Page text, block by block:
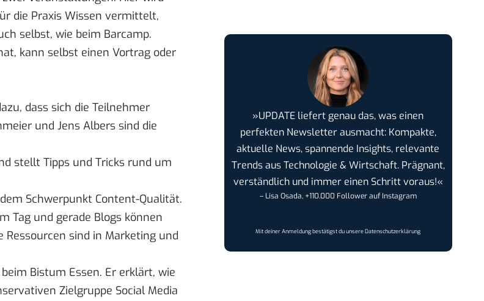
die Praxis Wissen vermittelt,
selbst, wie beim Barcamp.
kann selbst einen Vortrag oder
dass sich die Teilnehmer
und Jens Albers sind die
stellt Tipps und Tricks rund um
Schwerpunkt Content-Qualität.
Tag und gerade Blogs können
sind in Marketing und
Bistum Essen. Er erklärt, wie
Zielgruppe Social Media
»UPDATE liefert genau das, was einen
perfekten Newsletter ausmacht: Kompakte,
aktuelle News, spannende Insights, relevante
Trends aus Technologie & Wirtschaft. Prägnant,
verständlich und immer einen Schritt voraus!«
– Lisa Osada, +110.000 Follower auf Instagram
Mit deiner Anmeldung bestätigst du unsereDatenschutzerklärung